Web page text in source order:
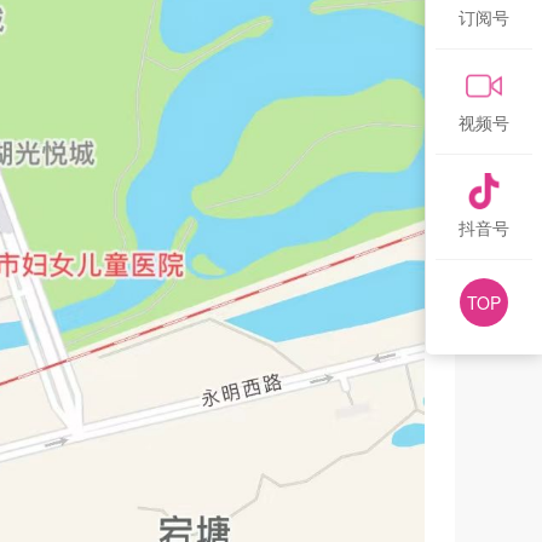
订阅号
视频号
抖音号
TOP